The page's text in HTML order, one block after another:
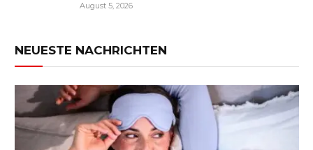
August 5, 2026
NEUESTE NACHRICHTEN